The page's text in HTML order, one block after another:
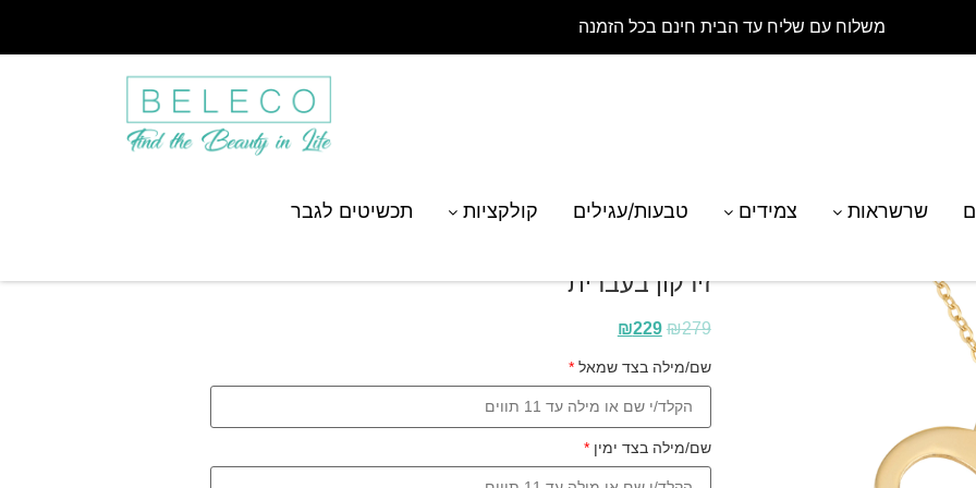
משלוח עם שליח עד הבית חינם בכל הזמנה
שרשראות צמידים טבעות/עגילים קולקציות תכשיטים לגבר לב זהב עם חריטת שני שמות ואבני זירקון בעברית
זירקון בעברית
₪279
₪229
שם/מילה בצד שמאל*
שם/מילה בצד ימין*